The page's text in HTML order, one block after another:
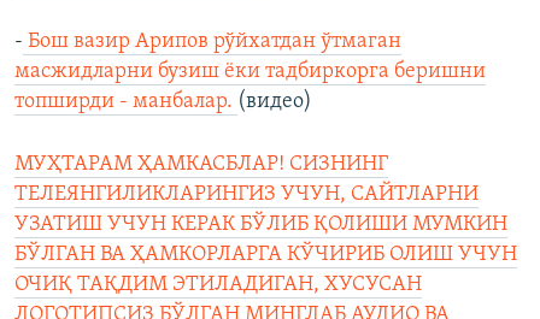
- Бош вазир Арипов рўйхатдан ўтмаган
масжидларни бузиш ёки тадбиркорга беришни
топширди - манбалар. (видео)
МУҲТАРАМ ҲАМКАСБЛАР! СИЗНИНГ
ТЕЛЕЯНГИЛИКЛАРИНГИЗ УЧУН, САЙТЛАРНИ
УЗАТИШ УЧУН КЕРАК БЎЛИБ ҚОЛИШИ МУМКИН
БЎЛГАН ВА ҲАМКОРЛАРГА КЎЧИРИБ ОЛИШ УЧУН
ОЧИҚ ТАҚДИМ ЭТИЛАДИГАН, ХУСУСАН